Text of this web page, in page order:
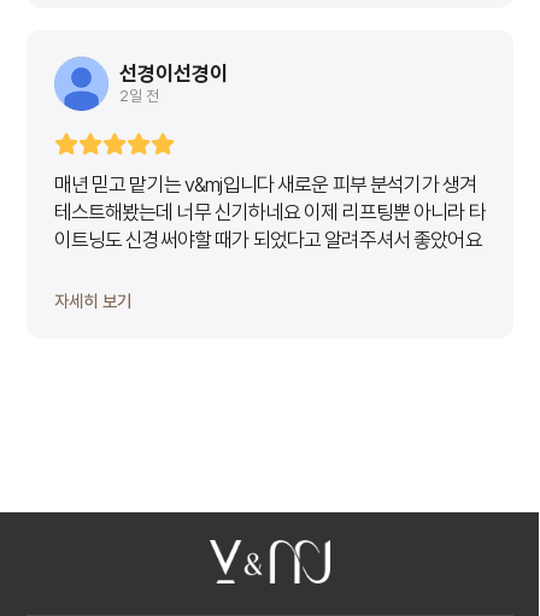
선경이선경이
2일 전
매년 믿고 맡기는 v&mj입니다 새로운 피부 분석기가 생겨
테스트해봤는데 너무 신기하네요 이제 리프팅뿐 아니라 타
이트닝도 신경써야할 때가 되었다고 알려주셔서 좋았어요
자세히 보기